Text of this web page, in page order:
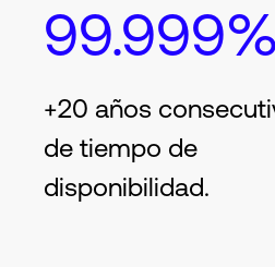
99.999%
+20 años
de tiempo de
disponibilidad.